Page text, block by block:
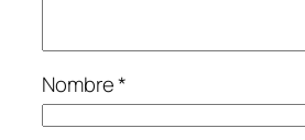
Nombre*